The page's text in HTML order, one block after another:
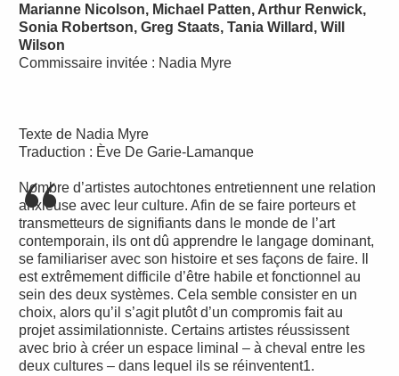
Marianne Nicolson, Michael Patten, Arthur Renwick,
Sonia Robertson, Greg Staats, Tania Willard, Will
Wilson
Commissaire invitée : Nadia Myre
Texte de Nadia Myre
Traduction : Ève De Garie-Lamanque
Nombre d’artistes autochtones entretiennent une relation
anxieuse avec leur culture. Afin de se faire porteurs et
transmetteurs de signifiants dans le monde de l’art
contemporain, ils ont dû apprendre le langage dominant,
se familiariser avec son histoire et ses façons de faire. Il
est extrêmement difficile d’être habile et fonctionnel au
sein des deux systèmes. Cela semble consister en un
choix, alors qu’il s’agit plutôt d’un compromis fait au
projet assimilationniste. Certains artistes réussissent
avec brio à créer un espace liminal – à cheval entre les
deux cultures – dans lequel ils se réinventent1.